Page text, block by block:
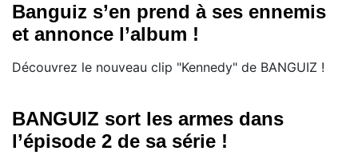
Banguiz s’en prend à ses ennemis
et annonce l’album !
Découvrez le nouveau clip "Kennedy" de BANGUIZ !
BANGUIZ sort les armes dans
l’épisode 2 de sa série !